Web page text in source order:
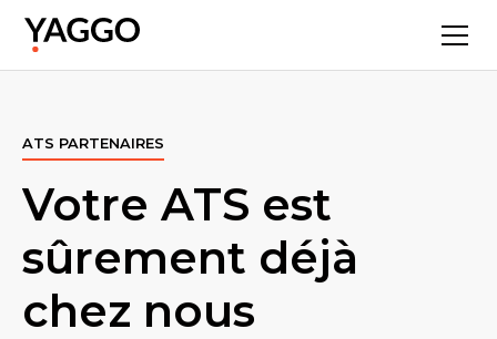
ATS PARTENAIRES
Votre ATS est
sûrement déjà
chez nous